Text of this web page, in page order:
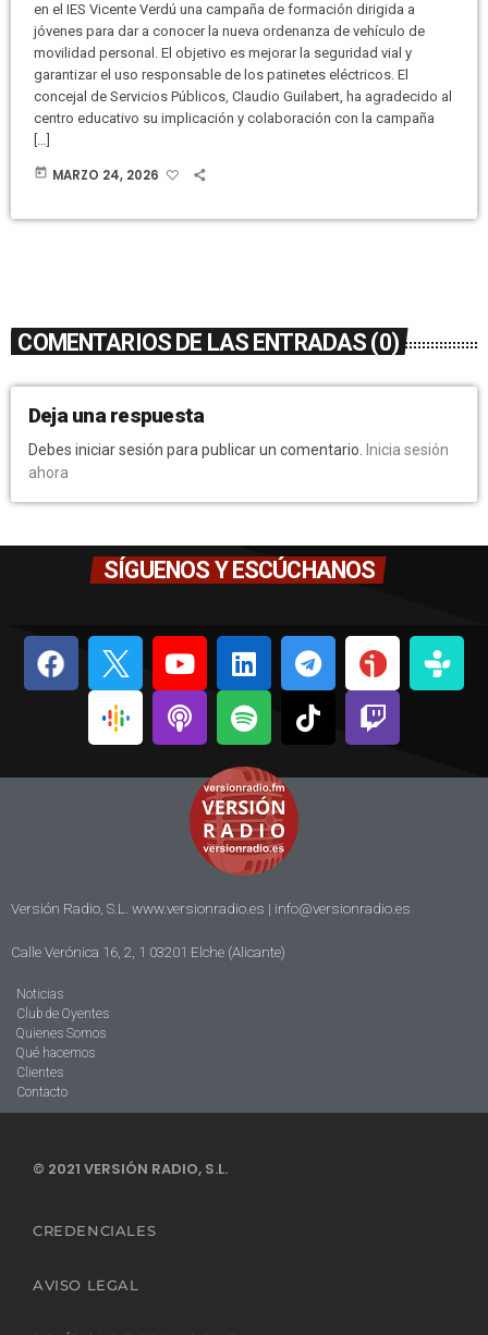
en el IES Vicente Verdú una campaña de formación dirigida a
jóvenes para dar a conocer la nueva ordenanza de vehículo de
movilidad personal. El objetivo es mejorar la seguridad vial y
garantizar el uso responsable de los patinetes eléctricos. El
concejal de Servicios Públicos, Claudio Guilabert, ha agradecido al
centro educativo su implicación y colaboración con la campaña
[…]
today MARZO 24, 2026
COMENTARIOS DE LAS ENTRADAS (0)
Deja una respuesta
Debes iniciar sesión para publicar un comentario.
Inicia sesión
ahora
SÍGUENOS Y ESCÚCHANOS
Versión Radio, S.L. www.versionradio.es | info@versionradio.es
Calle Verónica 16, 2, 1 03201 Elche (Alicante)
Noticias
Club de Oyentes
Quienes Somos
Qué hacemos
Clientes
Contacto
© 2021 VERSIÓN RADIO, S.L.
CREDENCIALES
AVISO LEGAL